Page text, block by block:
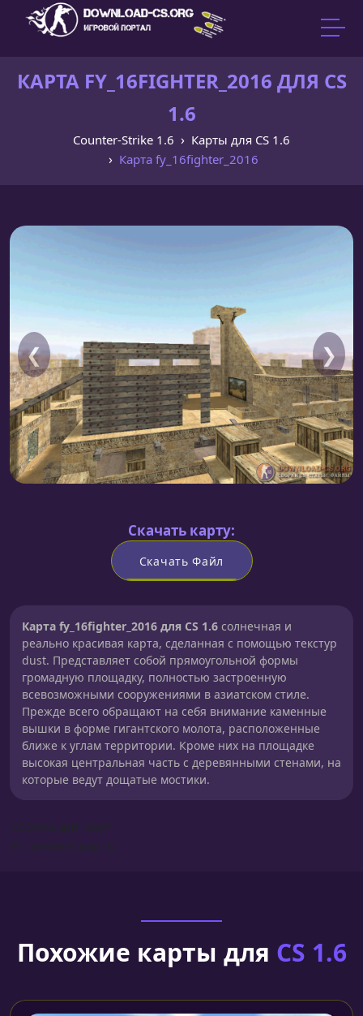
КАРТА FY_16FIGHTER_2016 ДЛЯ CS
1.6
Counter-Strike 1.6
Карты для CS 1.6
Карта fy_16fighter_2016
❮ ❯
Скачать карту:
Скачать Файл
Карта fy_16fighter_2016 для CS 1.6 солнечная и
реально красивая карта, сделанная с помощью текстур
dust. Представляет собой прямоугольной формы
громадную площадку, полностью застроенную
всевозможными сооружениями в азиатском стиле.
Прежде всего обращают на себя внимание каменные
вышки в форме гигантского молота, расположенные
ближе к углам территории. Кроме них на площадке
высокая центральная часть с деревянными стенами, на
которые ведут дощатые мостики.
Похожие карты для CS 1.6